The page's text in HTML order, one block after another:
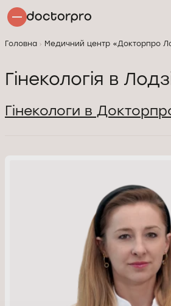
Головна Медичний центр «Докторпро
Гінекологія в
Гінекологи в